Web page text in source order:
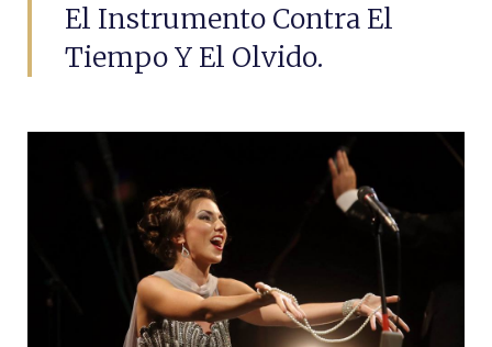
El Instrumento Contra El
Tiempo Y El Olvido.